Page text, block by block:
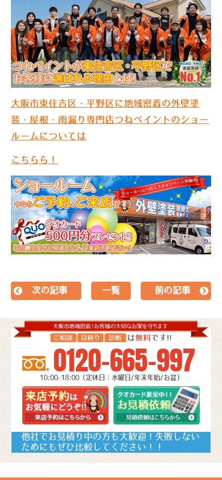
大阪市東住吉区・平野区に地域密着の外壁塗
装・屋根・雨漏り専門店つねペイントのショー
ルームについては
こちらら！
次の記事 一覧 前の記事
0120-665-997
10:00-18:00（定休日：水曜日/年末年始/お盆）
他社でお見積り中の方も大歓迎！失敗しない
ためにもぜひ比較してください！！